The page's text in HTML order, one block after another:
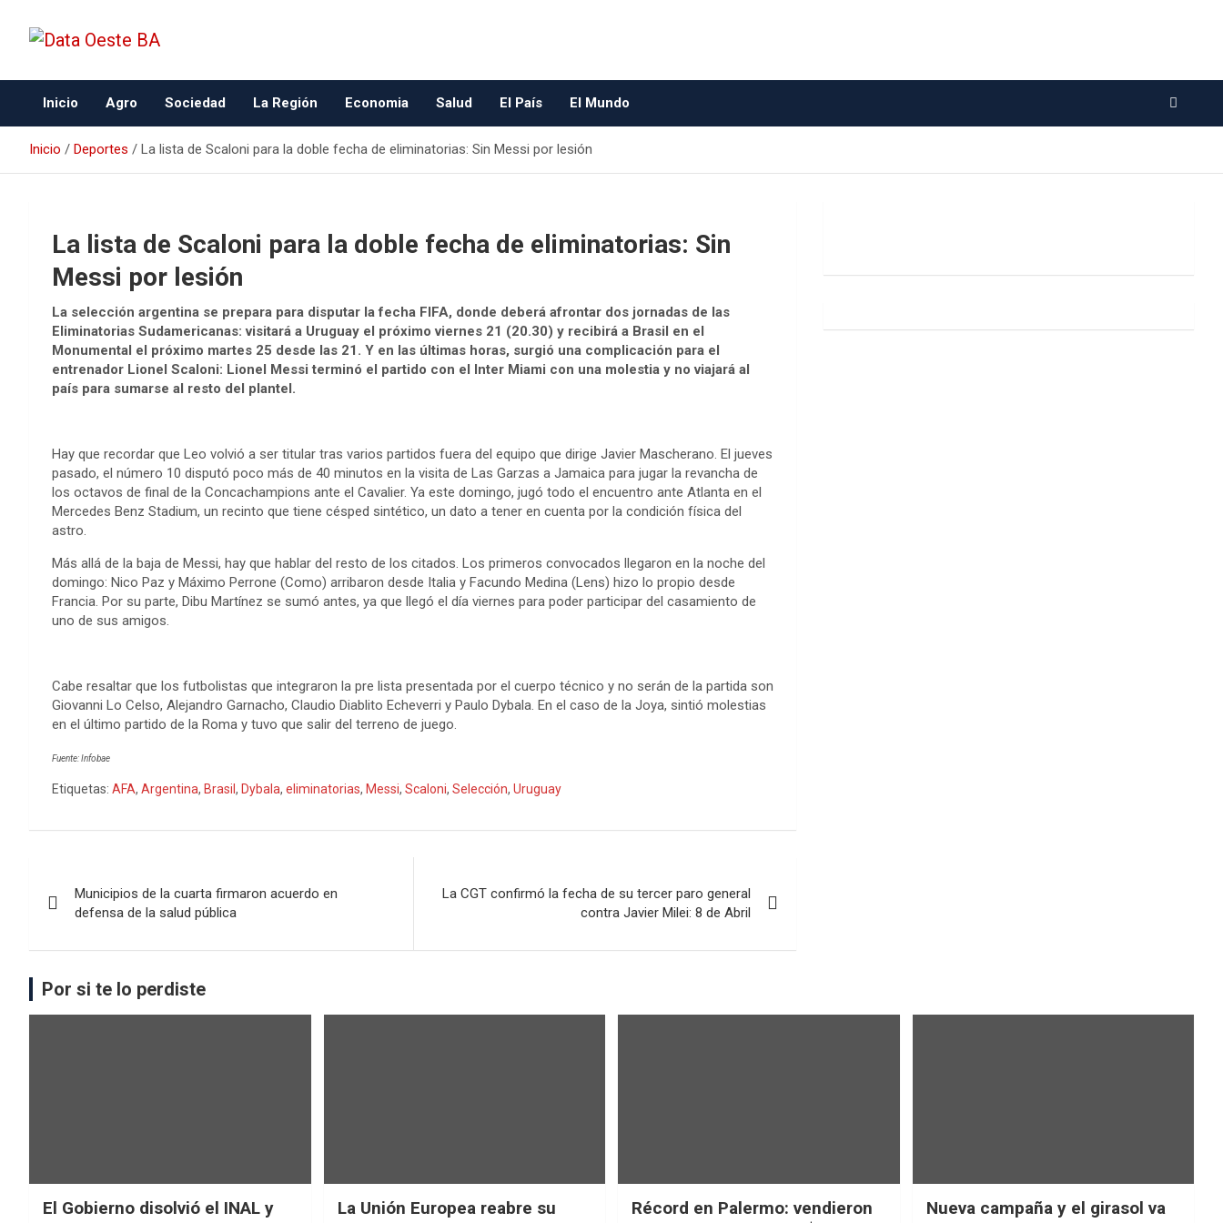
Data Oeste BA
Inicio Agro Sociedad La Región Economia Salud El País El Mundo
Inicio Deportes La lista de Scaloni para la doble fecha de eliminatorias: Sin Messi por lesión
La lista de Scaloni para la doble fecha de eliminatorias: Sin
Messi por lesión
La selección argentina se prepara para disputar la fecha FIFA, donde deberá afrontar dos jornadas de las
Eliminatorias Sudamericanas: visitará a Uruguay el próximo viernes 21 (20.30) y recibirá a Brasil en el
Monumental el próximo martes 25 desde las 21. Y en las últimas horas, surgió una complicación para el
entrenador Lionel Scaloni: Lionel Messi terminó el partido con el Inter Miami con una molestia y no viajará al
país para sumarse al resto del plantel.
Hay que recordar que Leo volvió a ser titular tras varios partidos fuera del equipo que dirige Javier Mascherano. El jueves
pasado, el número 10 disputó poco más de 40 minutos en la visita de Las Garzas a Jamaica para jugar la revancha de
los octavos de final de la Concachampions ante el Cavalier. Ya este domingo, jugó todo el encuentro ante Atlanta en el
Mercedes Benz Stadium, un recinto que tiene césped sintético, un dato a tener en cuenta por la condición física del
astro.
Más allá de la baja de Messi, hay que hablar del resto de los citados. Los primeros convocados llegaron en la noche del
domingo: Nico Paz y Máximo Perrone (Como) arribaron desde Italia y Facundo Medina (Lens) hizo lo propio desde
Francia. Por su parte, Dibu Martínez se sumó antes, ya que llegó el día viernes para poder participar del casamiento de
uno de sus amigos.
Cabe resaltar que los futbolistas que integraron la pre lista presentada por el cuerpo técnico y no serán de la partida son
Giovanni Lo Celso, Alejandro Garnacho, Claudio Diablito Echeverri y Paulo Dybala. En el caso de la Joya, sintió molestias
en el último partido de la Roma y tuvo que salir del terreno de juego.
Fuente: Infobae
Etiquetas: AFA, Argentina, Brasil , Dybala, eliminatorias, Messi, Scaloni, Selección, Uruguay
Municipios de la cuarta firmaron acuerdo en
defensa de la salud pública
La CGT confirmó la fecha de su tercer paro general
contra Javier Milei: 8 de Abril
Por si te lo perdiste
El Gobierno disolvió el INAL y
La Unión Europea reabre su
Récord en Palermo: vendieron
Nueva campaña y el girasol va